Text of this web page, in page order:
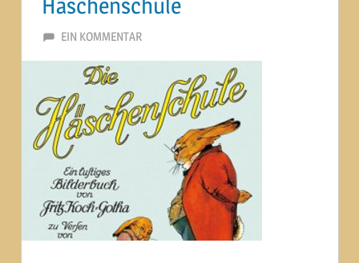
Häschenschule
5. MÄRZ 2021
MARTINA BERG
EIN KOMMENTAR